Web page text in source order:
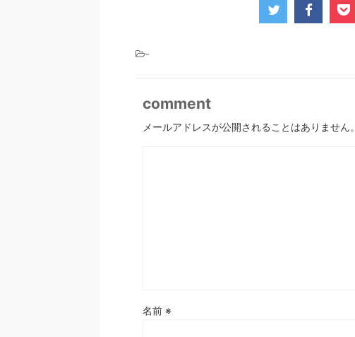
-
comment
メールアドレスが公開されることはありません。
名前 ※